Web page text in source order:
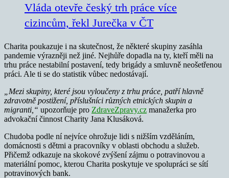
Vláda otevře český trh práce více
cizincům, řekl Jurečka v ČT
Charita poukazuje i na skutečnost, že některé skupiny zasáhla
pandemie výrazněji než jiné. Nejhůře dopadla na ty, kteří měli na
trhu práce nestabilní postavení, tedy brigády a smluvně neošetřenou
práci. Ale ti se do statistik vůbec nedostávají.
„Mezi skupiny, které jsou vyloučeny z trhu práce, patří hlavně
zdravotně postižení, příslušníci různých etnických skupin a
migranti,“ upozorňuje pro ZdraveZpravy.cz manažerka pro
advokační činnost Charity Jana Klusáková.
Chudoba podle ní nejvíce ohrožuje lidi s nižším vzděláním,
domácnosti s dětmi a pracovníky v oblasti obchodu a služeb.
Přičemž odkazuje na skokové zvýšení zájmu o potravinovou a
materiální pomoc, kterou Charita poskytuje ve spolupráci se sítí
potravinových bank.